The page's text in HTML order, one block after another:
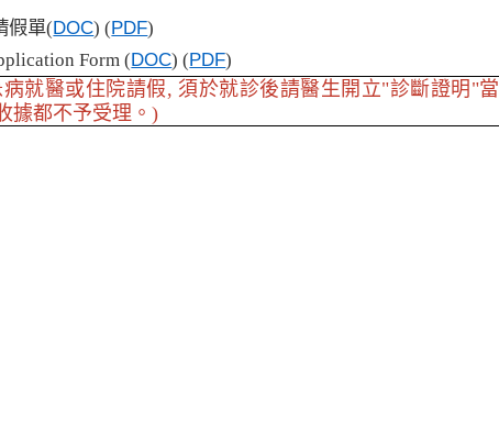
假單(DOC) (PDF)
Form (DOC) (PDF)
就醫或住院請假, 須於就診後請醫生開立"診斷證明"當
據都不予受理。)